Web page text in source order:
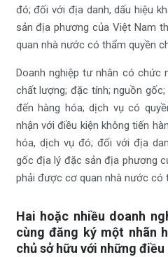
đó; đối với địa danh, dấu hiệu
sản địa phương của Việt Nam
quan nhà nước có thẩm quyền
Doanh nghiệp tư nhân có chức
chất lượng; đặc tính; nguồn
đến hàng hóa; dịch vụ có
nhận với điều kiện không tiến
hóa, dịch vụ đó; đối với địa
gốc địa lý đặc sản địa phương
phải được cơ quan nhà nước có
Hai hoặc nhiều doanh
cùng đăng ký một nhãn
chủ sở hữu với những điều